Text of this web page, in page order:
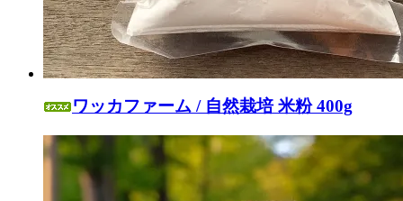
ワッカファーム / 自然栽培 米粉 400g